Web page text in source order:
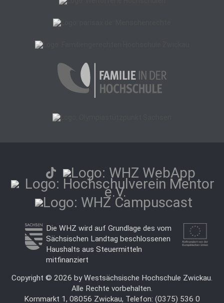
Die WHZ wird auf Grundlage des vom
Sächsischen Landtag beschlossenen
Haushalts aus Steuermitteln
mitfinanziert
Copyright © 2026 by Westsächsische Hochschule Zwickau.
Alle Rechte vorbehalten.
Kornmarkt 1, 08056 Zwickau, Telefon: (0375) 536 0